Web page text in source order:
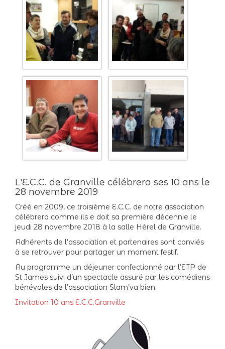
L'E.C.C. de Granville célébrera ses 10 ans le
28 novembre 2019
Créé en 2009, ce troisième E.C.C. de notre association
célébrera comme ils e doit sa première décennie le
jeudi 28 novembre 2018 à la salle Hérel de Granville.
Adhérents de l’association et partenaires sont conviés
à se retrouver pour partager un moment festif.
Au programme un déjeuner confectionné par l’ETP de
St James suivi d’un spectacle assuré par les comédiens
bénévoles de l’association Slam’va bien.
Invitation 10 ans E.C.C.Granville